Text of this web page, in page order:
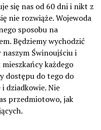
się nas od 60 dni i nikt z
nie rozwiąże. Wojewoda
sposobu na
Będziemy wychodzić
Świnoujściu i
każdego
dostępu do tego do
dziadkowie. Nie
przedmiotowo, jak